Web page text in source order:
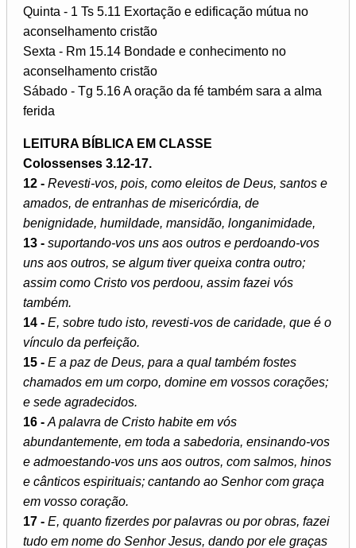
Quinta - 1 Ts 5.11 Exortação e edificação mútua no
aconselhamento cristão
Sexta - Rm 15.14 Bondade e conhecimento no
aconselhamento cristão
Sábado - Tg 5.16 A oração da fé também sara a alma
ferida
LEITURA BÍBLICA EM CLASSE
Colossenses 3.12-17.
12 - Revesti-vos, pois, como eleitos de Deus, santos e
amados, de entranhas de misericórdia, de
benignidade, humildade, mansidão, longanimidade,
13 - suportando-vos uns aos outros e perdoando-vos
uns aos outros, se algum tiver queixa contra outro;
assim como Cristo vos perdoou, assim fazei vós
também.
14 - E, sobre tudo isto, revesti-vos de caridade, que é o
vínculo da perfeição.
15 - E a paz de Deus, para a qual também fostes
chamados em um corpo, domine em vossos corações;
e sede agradecidos.
16 - A palavra de Cristo habite em vós
abundantemente, em toda a sabedoria, ensinando-vos
e admoestando-vos uns aos outros, com salmos, hinos
e cânticos espirituais; cantando ao Senhor com graça
em vosso coração.
17 - E, quanto fizerdes por palavras ou por obras, fazei
tudo em nome do Senhor Jesus, dando por ele graças